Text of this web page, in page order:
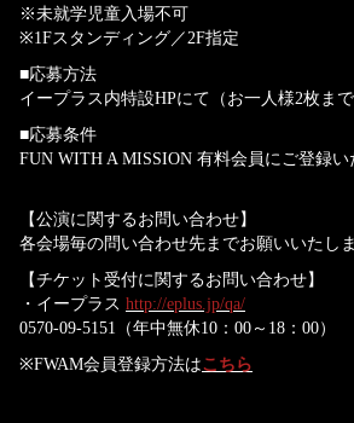
※未就学児童入場不可
※1Fスタンディング／2F指定
■応募方法
イープラス内特設HPにて（お一人様2枚まで
■応募条件
FUN WITH A MISSION 有料会員にご登録
【公演に関するお問い合わせ】
各会場毎の問い合わせ先までお願いいたしま
【チケット受付に関するお問い合わせ】
・イープラス http://eplus.jp/qa/
0570-09-5151（年中無休10：00～18：00）
※FWAM会員登録方法はこちら